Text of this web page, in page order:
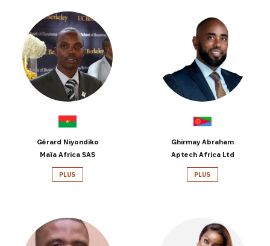
Gérard Niyondiko
Maïa Africa SAS
PLUS
Ghirmay Abraham
Aptech Africa Ltd
PLUS